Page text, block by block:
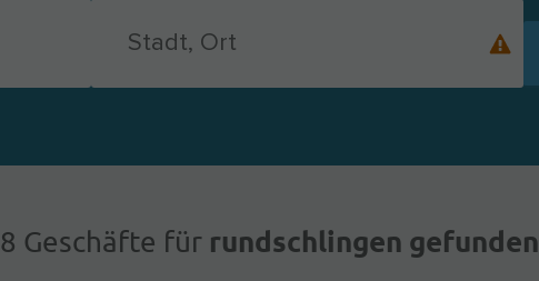
8 Geschäfte fürrundschlingen gefunden